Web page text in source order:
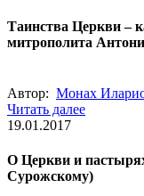
Таинства Церкви –
митрополита
Автор: Монах
Читать далее
19.01.2017
О Церкви и
Сурожскому)